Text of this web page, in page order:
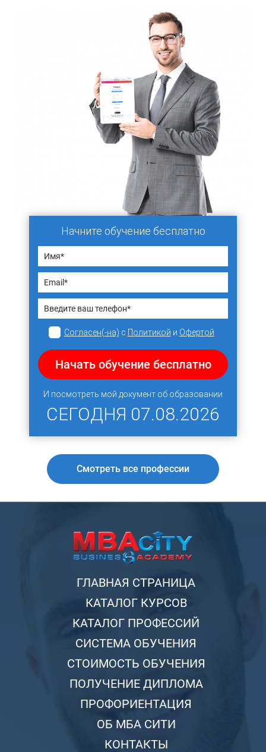
Начните обучение бесплатно
Согласен(-на) с Политикой и Офертой
Начать обучение бесплатно
И посмотреть мой документ об образовании
СЕГОДНЯ 07.08.2026
Смотреть все профессии
ГЛАВНАЯ СТРАНИЦА
КАТАЛОГ КУРСОВ
КАТАЛОГ ПРОФЕССИЙ
СИСТЕМА ОБУЧЕНИЯ
СТОИМОСТЬ ОБУЧЕНИЯ
ПОЛУЧЕНИЕ ДИПЛОМА
ПРОФОРИЕНТАЦИЯ
ОБ МБА СИТИ
КОНТАКТЫ